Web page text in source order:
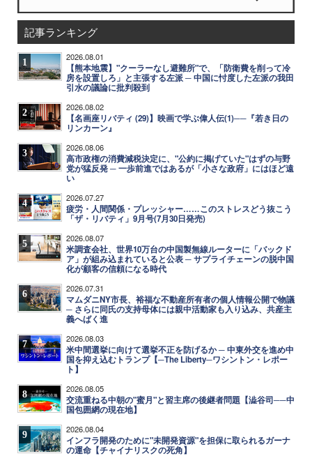
記事ランキング
1 2026.08.01
【熊本地震】"クーラーなし避難所"で、「防衛費を削って冷
房を設置しろ」と主張する左派 ─ 中国に忖度した左派の我田
引水の議論に批判殺到
2 2026.08.02
【名画座リバティ (29)】映画で学ぶ偉人伝(1)──『若き日の
リンカーン』
3 2026.08.06
高市政権の消費減税決定に、"公約に掲げていた"はずの与野
党が猛反発 ─ 一歩前進ではあるが「小さな政府」にはほど遠
い
4 2026.07.27
疲労・人間関係・プレッシャー……このストレスどう抜こう
「ザ・リバティ」9月号(7月30日発売)
5 2026.08.07
米調査会社、世界10万台の中国製無線ルーターに「バックド
ア」が組み込まれていると公表 ─ サプライチェーンの脱中国
化が顧客の信頼になる時代
6 2026.07.31
マムダニNY市長、裕福な不動産所有者の個人情報公開で物議
─ さらに同氏の支持母体には親中活動家も入り込み、共産主
義へばく進
7 2026.08.03
米中間選挙に向けて選挙不正を防げるか ─ 中東外交を進め中
国を抑え込むトランプ【─The Liberty─ワシントン・レポー
ト】
8 2026.08.05
交流重ねる中朝の"蜜月"と習主席の後継者問題【澁谷司──中
国包囲網の現在地】
9 2026.08.04
インフラ開発のために"未開発資源"を担保に取られるガーナ
の運命【チャイナリスクの死角】